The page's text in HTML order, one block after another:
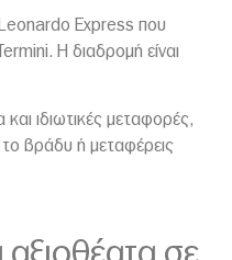
Leonardo Express που
Η διαδρομή είναι
ιδιωτικές μεταφορές,
βράδυ ή μεταφέρεις